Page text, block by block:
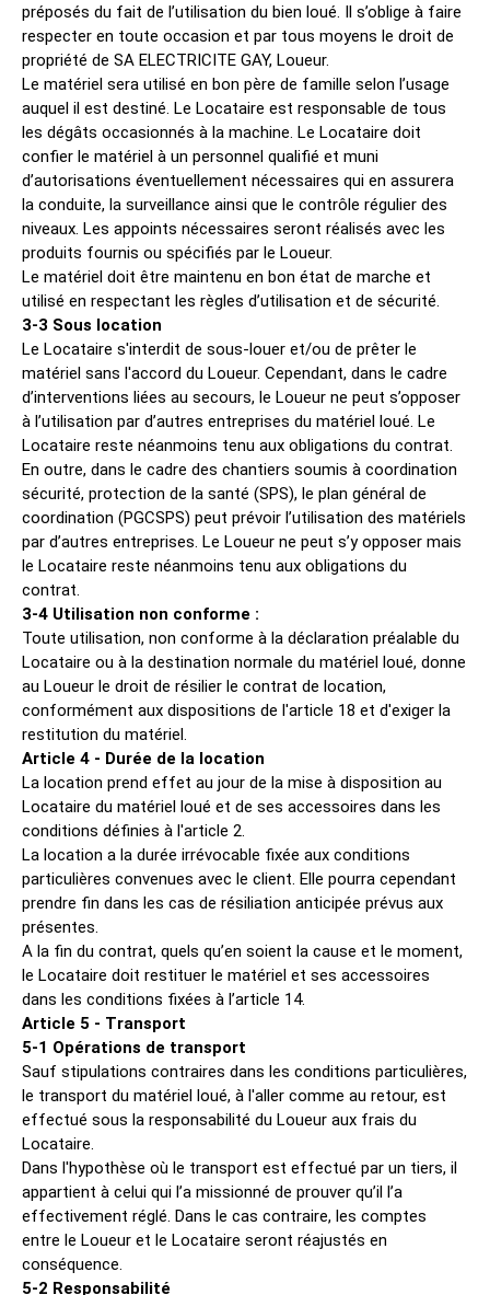
préposés du fait de l’utilisation du bien loué. Il s’oblige à faire
respecter en toute occasion et par tous moyens le droit de
propriété de SA ELECTRICITE GAY, Loueur.
Le matériel sera utilisé en bon père de famille selon l’usage
auquel il est destiné. Le Locataire est responsable de tous
les dégâts occasionnés à la machine. Le Locataire doit
confier le matériel à un personnel qualifié et muni
d’autorisations éventuellement nécessaires qui en assurera
la conduite, la surveillance ainsi que le contrôle régulier des
niveaux. Les appoints nécessaires seront réalisés avec les
produits fournis ou spécifiés par le Loueur.
Le matériel doit être maintenu en bon état de marche et
utilisé en respectant les règles d’utilisation et de sécurité.
3-3 Sous location
Le Locataire s'interdit de sous-louer et/ou de prêter le
matériel sans l'accord du Loueur. Cependant, dans le cadre
d’interventions liées au secours, le Loueur ne peut s’opposer
à l’utilisation par d’autres entreprises du matériel loué. Le
Locataire reste néanmoins tenu aux obligations du contrat.
En outre, dans le cadre des chantiers soumis à coordination
sécurité, protection de la santé (SPS), le plan général de
coordination (PGCSPS) peut prévoir l’utilisation des matériels
par d’autres entreprises. Le Loueur ne peut s’y opposer mais
le Locataire reste néanmoins tenu aux obligations du
contrat.
3-4 Utilisation non conforme :
Toute utilisation, non conforme à la déclaration préalable du
Locataire ou à la destination normale du matériel loué, donne
au Loueur le droit de résilier le contrat de location,
conformément aux dispositions de l'article 18 et d'exiger la
restitution du matériel.
Article 4 - Durée de la location
La location prend effet au jour de la mise à disposition au
Locataire du matériel loué et de ses accessoires dans les
conditions définies à l'article 2.
La location a la durée irrévocable fixée aux conditions
particulières convenues avec le client. Elle pourra cependant
prendre fin dans les cas de résiliation anticipée prévus aux
présentes.
A la fin du contrat, quels qu’en soient la cause et le moment,
le Locataire doit restituer le matériel et ses accessoires
dans les conditions fixées à l’article 14.
Article 5 - Transport
5-1 Opérations de transport
Sauf stipulations contraires dans les conditions particulières,
le transport du matériel loué, à l'aller comme au retour, est
effectué sous la responsabilité du Loueur aux frais du
Locataire.
Dans l'hypothèse où le transport est effectué par un tiers, il
appartient à celui qui l’a missionné de prouver qu’il l’a
effectivement réglé. Dans le cas contraire, les comptes
entre le Loueur et le Locataire seront réajustés en
conséquence.
5-2 Responsabilité